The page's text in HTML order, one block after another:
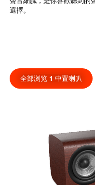
選擇。
全部浏览 1 中置喇叭